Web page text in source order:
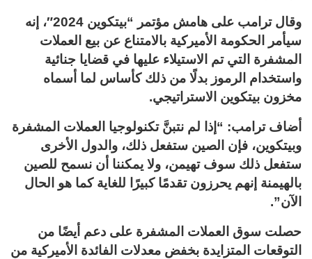
وقال ترامب على هامش مؤتمر “بيتكوين 2024″، إنه
سيأمر الحكومة الأميركية بالامتناع عن بيع العملات
المشفرة التي تم الاستيلاء عليها في قضايا جنائية
واستخدام الرموز بدلًا من ذلك كأساس لما أسماه
مخزون بيتكوين الاستراتيجي.
أضاف ترامب: “إذا لم نتبنَّ تكنولوجيا العملات المشفرة
وبيتكوين، فإن الصين ستفعل ذلك، والدول الأخرى
ستفعل ذلك سوف تهيمن، ولا يمكننا أن نسمح للصين
بالهيمنة إنهم يحرزون تقدمًا كبيرًا للغاية كما هو الحال
الآن”.
حصلت سوق العملات المشفرة على دعم أيضًا من
التوقعات المتزايدة بخفض معدلات الفائدة الأميركية من